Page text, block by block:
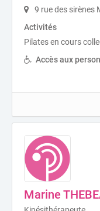
9 rue des sirènes
Activités
Pilates en cours
Accès aux
Marine